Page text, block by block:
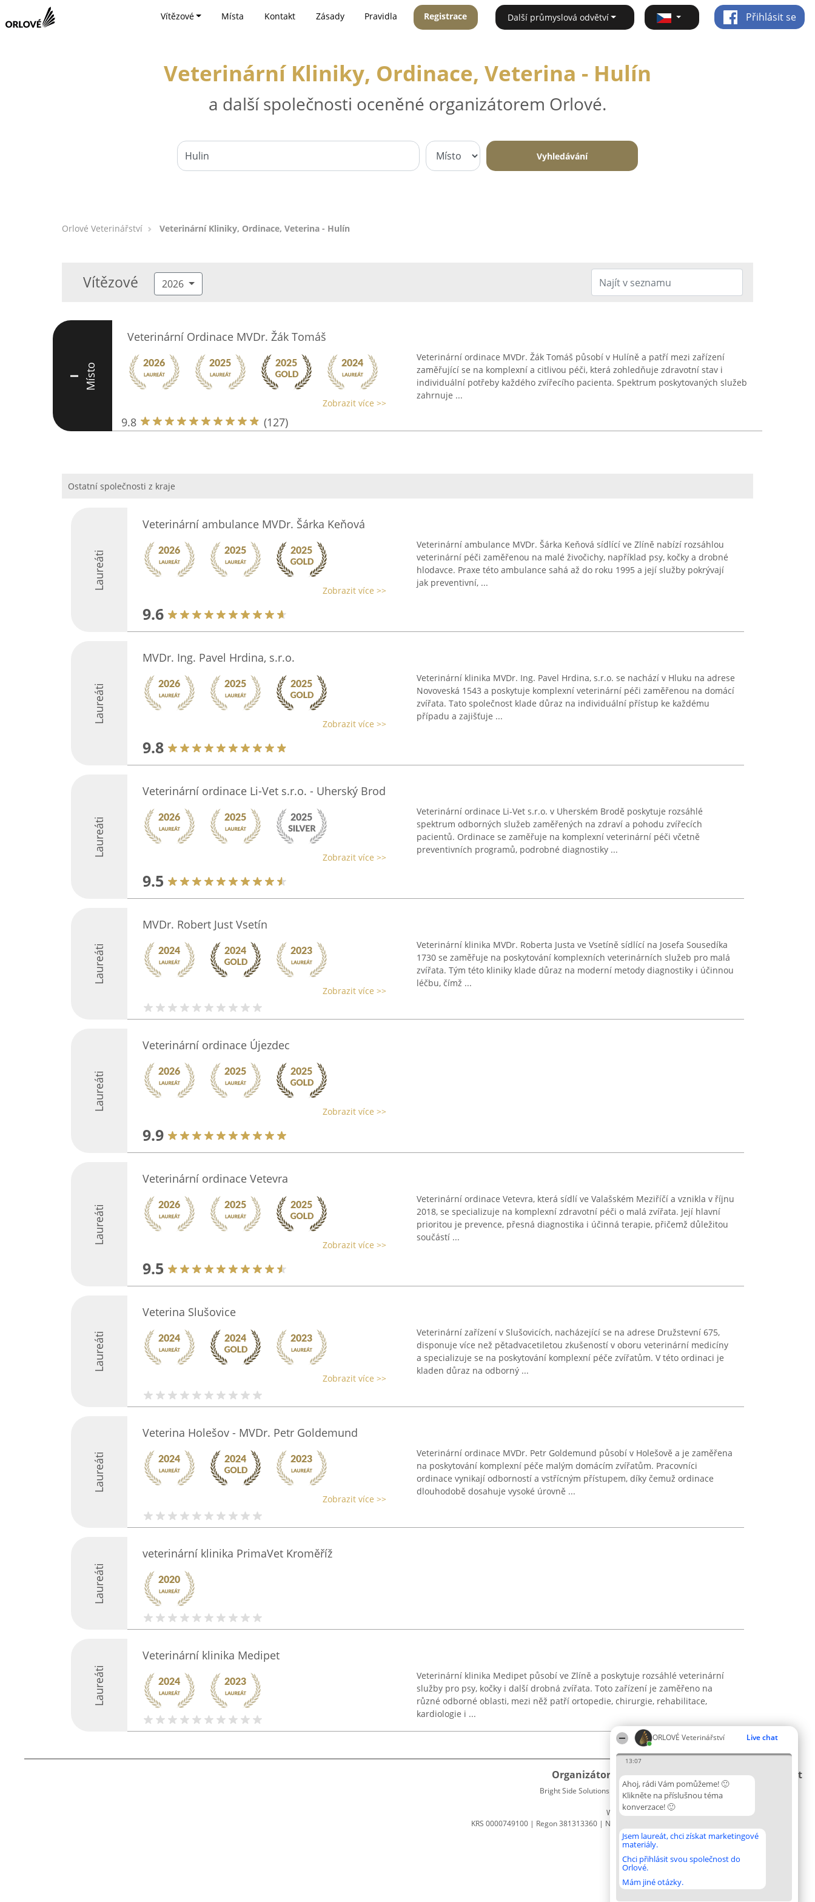
ORLOVÉ Veterinářství Live chat
13:07
Ahoj, rádi Vám pomůžeme! 🙂
Klikněte na příslušnou téma
konverzace! 🙂
Jsem laureát, chci získat marketingové
materiály.
Chci přihlásit svou společnost do
Orlové.
Mám jiné otázky.
Vítězové Místa Kontakt Zásady Pravidla Registrace Další průmyslová odvětví Přihlásit se
Veterinární Kliniky, Ordinace, Veterina - Hulín
a další společnosti oceněné organizátorem Orlové.
Vyhledávání
Orlové Veterinářství Veterinární Kliniky, Ordinace, Veterina - Hulín
Vítězové 2026
I Místo
Veterinární Ordinace MVDr. Žák Tomáš
Zobrazit více >>
9.8 (127)
Veterinární ordinace MVDr. Žák Tomáš působí v Hulíně a patří mezi zařízení
zaměřující se na komplexní a citlivou péči, která zohledňuje zdravotní stav i
individuální potřeby každého zvířecího pacienta. Spektrum poskytovaných služeb
zahrnuje ...
Ostatní společnosti z kraje
Laureáti
Veterinární ambulance MVDr. Šárka Keňová
Zobrazit více >>
9.6
Veterinární ambulance MVDr. Šárka Keňová sídlící ve Zlíně nabízí rozsáhlou
veterinární péči zaměřenou na malé živočichy, například psy, kočky a drobné
hlodavce. Praxe této ambulance sahá až do roku 1995 a její služby pokrývají
jak preventivní, ...
Laureáti
MVDr. Ing. Pavel Hrdina, s.r.o.
Zobrazit více >>
9.8
Veterinární klinika MVDr. Ing. Pavel Hrdina, s.r.o. se nachází v Hluku na adrese
Novoveská 1543 a poskytuje komplexní veterinární péči zaměřenou na domácí
zvířata. Tato společnost klade důraz na individuální přístup ke každému
případu a zajišťuje ...
Laureáti
Veterinární ordinace Li-Vet s.r.o. - Uherský Brod
Zobrazit více >>
9.5
Veterinární ordinace Li-Vet s.r.o. v Uherském Brodě poskytuje rozsáhlé
spektrum odborných služeb zaměřených na zdraví a pohodu zvířecích
pacientů. Ordinace se zaměřuje na komplexní veterinární péči včetně
preventivních programů, podrobné diagnostiky ...
Laureáti
MVDr. Robert Just Vsetín
Zobrazit více >>
Veterinární klinika MVDr. Roberta Justa ve Vsetíně sídlící na Josefa Sousedíka
1730 se zaměřuje na poskytování komplexních veterinárních služeb pro malá
zvířata. Tým této kliniky klade důraz na moderní metody diagnostiky i účinnou
léčbu, čímž ...
Laureáti
Veterinární ordinace Újezdec
Zobrazit více >>
9.9
Laureáti
Veterinární ordinace Vetevra
Zobrazit více >>
9.5
Veterinární ordinace Vetevra, která sídlí ve Valašském Meziříčí a vznikla v říjnu
2018, se specializuje na komplexní zdravotní péči o malá zvířata. Její hlavní
prioritou je prevence, přesná diagnostika i účinná terapie, přičemž důležitou
součástí ...
Laureáti
Veterina Slušovice
Zobrazit více >>
Veterinární zařízení v Slušovicích, nacházející se na adrese Družstevní 675,
disponuje více než pětadvacetiletou zkušeností v oboru veterinární medicíny
a specializuje se na poskytování komplexní péče zvířatům. V této ordinaci je
kladen důraz na odborný ...
Laureáti
Veterina Holešov - MVDr. Petr Goldemund
Zobrazit více >>
Veterinární ordinace MVDr. Petr Goldemund působí v Holešově a je zaměřena
na poskytování komplexní péče malým domácím zvířatům. Pracovníci
ordinace vynikají odborností a vstřícným přístupem, díky čemuž ordinace
dlouhodobě dosahuje vysoké úrovně ...
Laureáti
veterinární klinika PrimaVet Kroměříž
Laureáti
Veterinární klinika Medipet
Veterinární klinika Medipet působí ve Zlíně a poskytuje rozsáhlé veterinární
služby pro psy, kočky i další drobná zvířata. Toto zařízení je zaměřeno na
různé odborné oblasti, mezi něž patří ortopedie, chirurgie, rehabilitace,
kardiologie i ...
Organizátor hlasování
Bright Side Solutions sp. z o. o. sp. k.
ul. Ruska 22
Wrocław 50-079
KRS 0000749100 | Regon 381313360 | NIP 8943132676
Plebiscyt
Vítězové
Seznam
Zásady
Zásady
ochrany
údajů
Kontakt